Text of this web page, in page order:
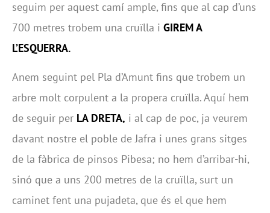
seguim per aquest camí ample, fins que al cap d’uns
700 metres trobem una cruïlla i GIREM A
L’ESQUERRA.
Anem seguint pel Pla d’Amunt fins que trobem un
arbre molt corpulent a la propera cruïlla. Aquí hem
de seguir per LA DRETA, i al cap de poc, ja veurem
davant nostre el poble de Jafra i unes grans sitges
de la fàbrica de pinsos Pibesa; no hem d’arribar-hi,
sinó que a uns 200 metres de la cruïlla, surt un
caminet fent una pujadeta, que és el que hem